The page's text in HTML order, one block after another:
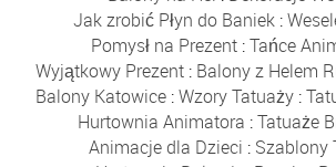
Jak zrobić Płyn do Baniek:
Pomysł na Prezent :Tańce
Wyjątkowy Prezent: Balony z Helem
Balony Katowice:Wzory Tatuaży:
Hurtownia Animatora :Tatuaże
Animacje dla Dzieci : Szablony